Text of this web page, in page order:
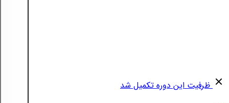
ظرفیت این دوره تکمیل شد